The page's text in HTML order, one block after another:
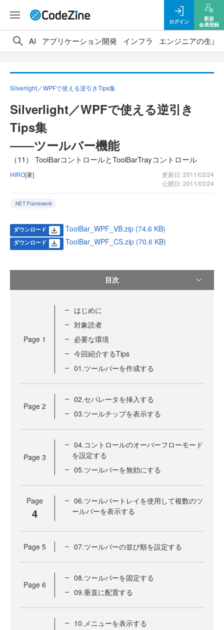
ログイン
新規
会員登録
AI アプリケーション開発 インフラ エンジニアの生き
Silverlight／WPFで使える逆引きTips集
Silverlight／WPFで使える逆引き
Tips集
――ツールバー機能
（11） ToolBarコントロールとToolBarTrayコントロール
HIRO[著]
更新日: 2011/03/24
公開日: 2011/03/24
.NET Framework
ダウンロード ToolBar_WPF_VB.zip (74.6 KB)
ダウンロード ToolBar_WPF_CS.zip (70.6 KB)
目次
Page 1
はじめに
対象読者
必要な環境
今回紹介するTips
01.ツールバーを作成する
Page 2
02.セパレータを挿入する
03.ツールチップを表示する
Page 3
04.コントロールのオーバーフローモード
を設定する
05.ツールバーを無効にする
Page
4
06.ツールバートレイを使用して複数のツ
ールバーを表示する
Page 5 07.ツールバーの並び順を設定する
Page 6
08.ツールバーを固定する
09.垂直に配置する
10.メニューを表示する